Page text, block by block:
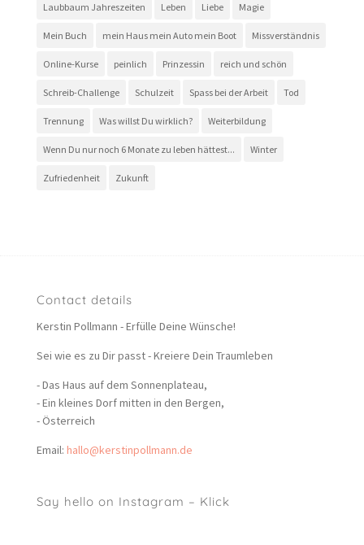
Laubbaum Jahreszeiten Leben Liebe Magie
Mein Buch mein Haus mein Auto mein Boot Missverständnis
Online-Kurse peinlich Prinzessin reich und schön
Schreib-Challenge Schulzeit Spass bei der Arbeit Tod
Trennung Was willst Du wirklich? Weiterbildung
Wenn Du nur noch 6 Monate zu leben hättest... Winter
Zufriedenheit Zukunft
Contact details
Kerstin Pollmann - Erfülle Deine Wünsche!
Sei wie es zu Dir passt - Kreiere Dein Traumleben
- Das Haus auf dem Sonnenplateau,
- Ein kleines Dorf mitten in den Bergen,
- Österreich
Email: hallo@kerstinpollmann.de
Say hello on Instagram – Klick